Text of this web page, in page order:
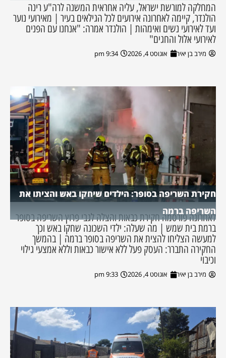
המחלקה למורשת ישראל, עליה אחראית המשנה לרה"ע רינה
הולנדר, קיימה לאחרונה אירועים לכל הגילאים בעיר | מאירועי נוער
ועד לאירועי נשים ואימהות | הולנדר אמרה: "אנחנו עם הפנים
לאירועי אלול והחגים"
מירב בן יאיר אוגוסט 4, 2026 9:34 pm
חקירת השריפה בסופר: הילדים שיחקו באש והציתו את
השריפה ברמה
לאחרונה פורסמה חקירת כבאות והצלה לגבי פרוץ השריפה בסופר
ברמת בית שמש | מה שעלה: ילדי השכונה שחקו באש וכך
למעשה הצליחו להצית את השריפה בסופר ברמה | בהמשך
החקירה התברר: העסק פעל ללא אישור כבאות וללא אמצעי גילוי
וכיבוי
מירב בן יאיר אוגוסט 4, 2026 9:33 pm